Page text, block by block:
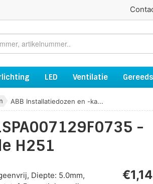
LED Ventilatie
ABB Installatiedozen en -ka...
-
H251
Diepte: 5.0mm,
€1,14